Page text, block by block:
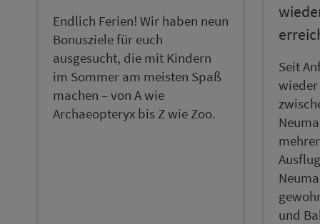
Endlich Ferien! Wir haben neun
Bonusziele für euch
ausgesucht, die mit Kindern
im Sommer am meisten Spaß
machen – von A wie
Archaeopteryx bis Z wie Zoo.
Seit
wieder
und